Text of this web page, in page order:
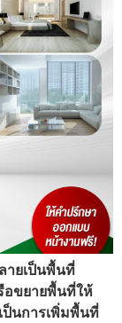
ายเป็นพื้นที่
อขยายพื้นที่ให้
ป็นการเพิ่มพื้นที่